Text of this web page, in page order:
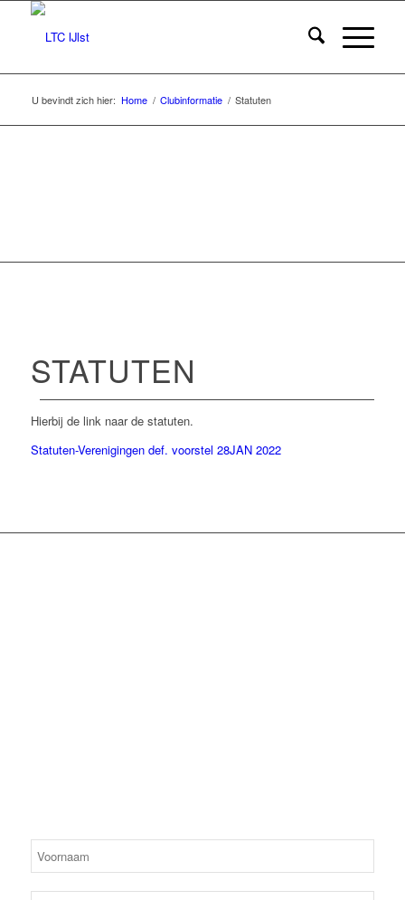
U bevindt zich hier: Home / Clubinformatie / Statuten
STATUTEN
Hierbij de link naar de statuten.
Statuten-Verenigingen def. voorstel 28JAN 2022